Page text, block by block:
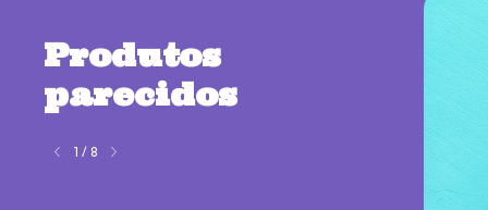
Produtos
parecidos
1 / 8